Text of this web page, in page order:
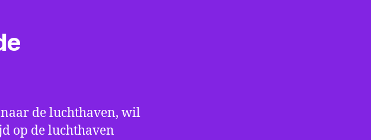
de luchthaven, wil
op de luchthaven